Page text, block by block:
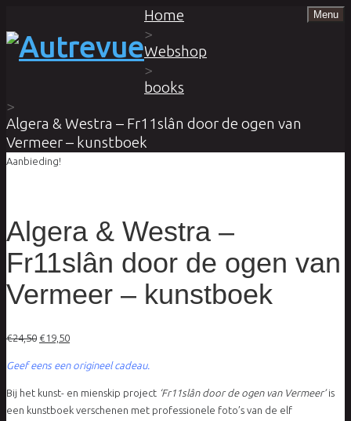
Menu
Home
>
Webshop
>
books
>
Algera & Westra – Fr11slân door de ogen van
Vermeer – kunstboek
Aanbieding!
Algera & Westra –
Fr11slân door de ogen van
Vermeer – kunstboek
€24,50 Oorspronkelijke
was:
€24,50.
€ 19,50Huidige
is:
€19,50.
Geef eens een origineel cadeau.
Bij het kunst- en mienskip project ‘Fr11slân door de ogen van Vermeer’is
een kunstboek verschenen met professionele foto’s van de elf